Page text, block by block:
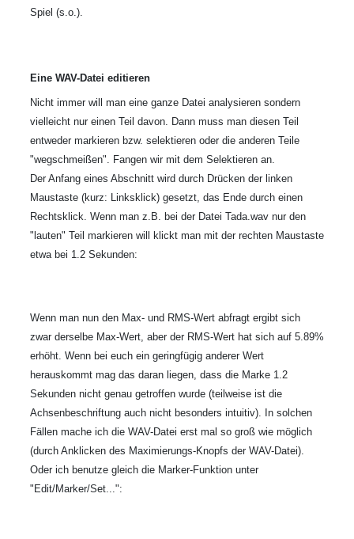
Spiel (s.o.).
Eine WAV-Datei editieren
Nicht immer will man eine ganze Datei analysieren sondern
vielleicht nur einen Teil davon. Dann muss man diesen Teil
entweder markieren bzw. selektieren oder die anderen Teile
"wegschmeißen". Fangen wir mit dem Selektieren an.
Der Anfang eines Abschnitt wird durch Drücken der linken
Maustaste (kurz: Linksklick) gesetzt, das Ende durch einen
Rechtsklick. Wenn man z.B. bei der Datei Tada.wav nur den
"lauten" Teil markieren will klickt man mit der rechten Maustaste
etwa bei 1.2 Sekunden:
Wenn man nun den Max- und RMS-Wert abfragt ergibt sich
zwar derselbe Max-Wert, aber der RMS-Wert hat sich auf 5.89%
erhöht. Wenn bei euch ein geringfügig anderer Wert
herauskommt mag das daran liegen, dass die Marke 1.2
Sekunden nicht genau getroffen wurde (teilweise ist die
Achsenbeschriftung auch nicht besonders intuitiv). In solchen
Fällen mache ich die WAV-Datei erst mal so groß wie möglich
(durch Anklicken des Maximierungs-Knopfs der WAV-Datei).
Oder ich benutze gleich die Marker-Funktion unter
"Edit/Marker/Set...":